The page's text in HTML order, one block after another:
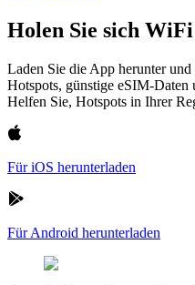
Holen Sie sich
Laden Sie die App herunter
Hotspots, günstige eSIM-Daten
Helfen Sie, Hotspots in Ihrer
Für iOS herunterladen
Für Android herunterladen